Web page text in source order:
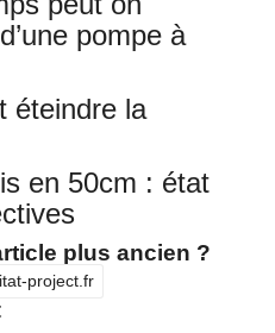
pompe à
éteindre la
en 50cm : état
plus ancien ?
project.fr